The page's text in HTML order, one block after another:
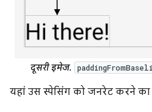
दूसरी इमेज.
यहां उस स्पेसिंग को जनरेट करने का